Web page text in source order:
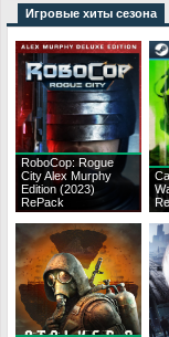
Игровые хиты сезона
RoboCop: Rogue
City Alex Murphy
Edition (2023)
RePack